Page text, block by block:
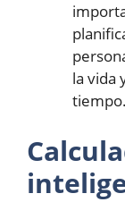
la vida
tiempo.